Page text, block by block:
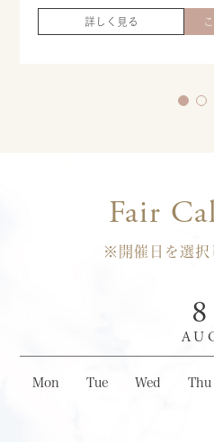
詳しく見る
Fair
※開催日を選択
8
Mon Tue Wed Thu